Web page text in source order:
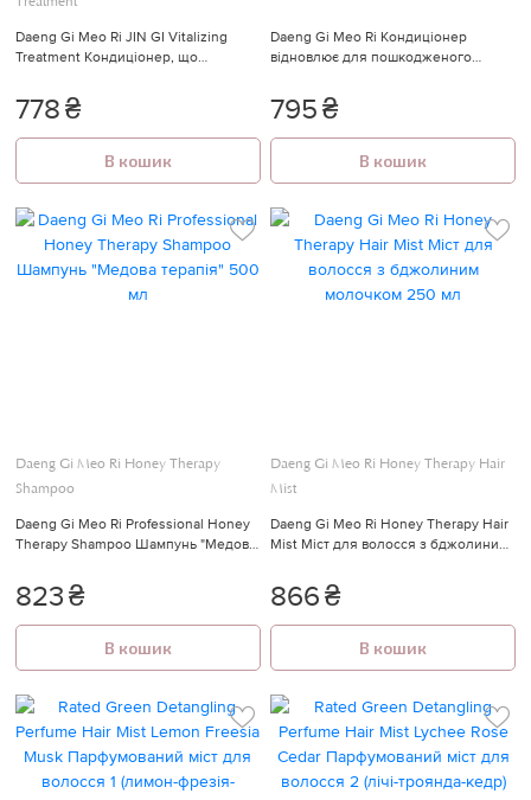
Daeng Gi Meo Ri JIN GI Vitalizing
Treatment Кондиціонер, що
778₴
В кошик
Daeng Gi Meo Ri Кондиціонер
відновлює для пошкодженого
795₴
В кошик
Daeng Gi Meo Ri Honey Therapy
Shampoo
Daeng Gi Meo Ri Professional Honey
Therapy Shampoo Шампунь "Медова
823₴
В кошик
Daeng Gi Meo Ri Honey Therapy Hair
Mist
Daeng Gi Meo Ri Honey Therapy Hair
Mist Міст для волосся з бджолиним
866₴
В кошик